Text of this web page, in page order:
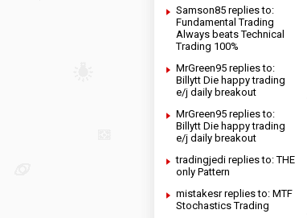
Samson85 replies to:
Fundamental Trading
Always beats Technical
Trading 100%
MrGreen95 replies to:
Billytt Die happy trading
e/j daily breakout
MrGreen95 replies to:
Billytt Die happy trading
e/j daily breakout
tradingjedi replies to: THE
only Pattern
mistakesr replies to: MTF
Stochastics Trading